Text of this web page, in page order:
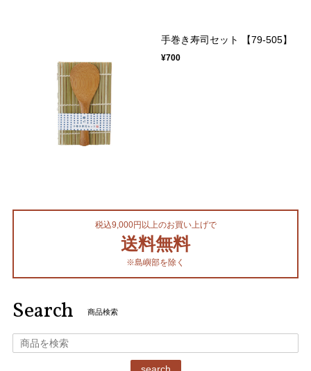
手巻き寿司セット 【79-505】
¥700
税込9,000円以上のお買い上げで
送料無料
※島嶼部を除く
Search 商品検索